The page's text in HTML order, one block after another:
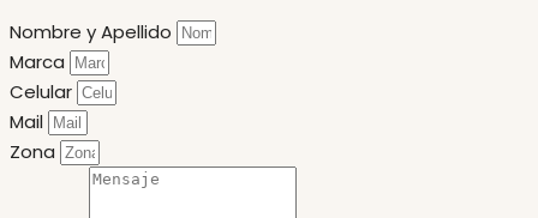
Nombre y Apellido
Marca
Celular
Mail
Zona